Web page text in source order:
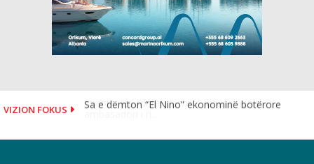
VIZION FOKUS Sa e dëmton “El Nino” ekonominë botërore